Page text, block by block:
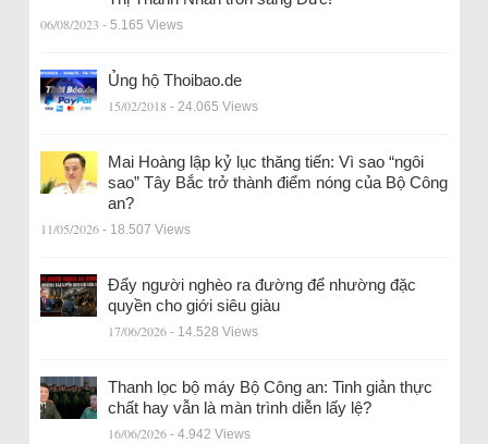
06/08/2023 - 5.165 Views
Ủng hộ Thoibao.de
15/02/2018 - 24.065 Views
Mai Hoàng lập kỷ lục thăng tiến: Vì sao “ngôi
sao” Tây Bắc trở thành điểm nóng của Bộ Công
an?
11/05/2026 - 18.507 Views
Đẩy người nghèo ra đường để nhường đặc
quyền cho giới siêu giàu
17/06/2026 - 14.528 Views
Thanh lọc bộ máy Bộ Công an: Tinh giản thực
chất hay vẫn là màn trình diễn lấy lệ?
16/06/2026 - 4.942 Views